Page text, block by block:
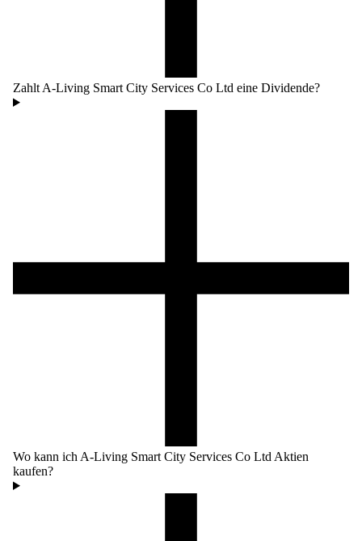
Zahlt A-Living Smart City Services Co Ltd eine Dividende?
Wo kann ich A-Living Smart City Services Co Ltd Aktien
kaufen?